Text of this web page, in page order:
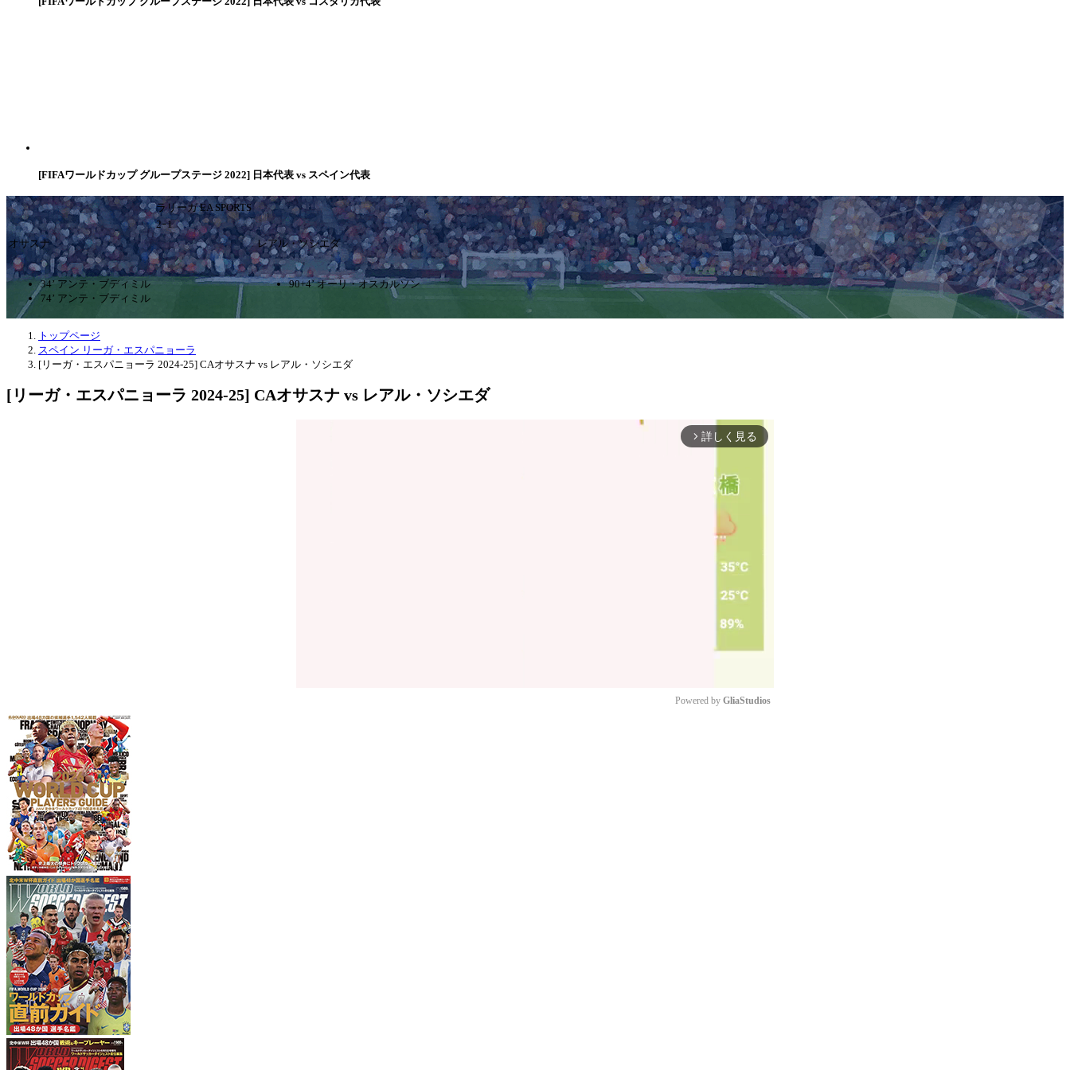
[FIFAワールドカップ グループステージ 2022] 日本代表 vs スペイン代表
ラリーガ EA SPORTS
2ｰ1
オサスナ
レアル・ソシエダ
34’ アンテ・ブディミル
74’ アンテ・ブディミル
90+4’ オーリ・オスカルソン
トップページ
スペイン リーガ・エスパニョーラ
[リーガ・エスパニョーラ 2024-25] CAオサスナ vs レアル・ソシエダ
[リーガ・エスパニョーラ 2024-25] CAオサスナ vs レアル・ソシエダ
arrow_forward_ios 詳しく見る
Powered by GliaStudios